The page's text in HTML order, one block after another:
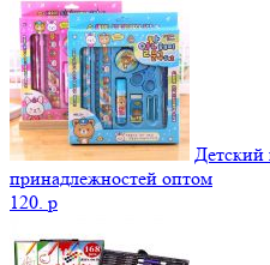
Детский
принадлежностей оптом
120. p